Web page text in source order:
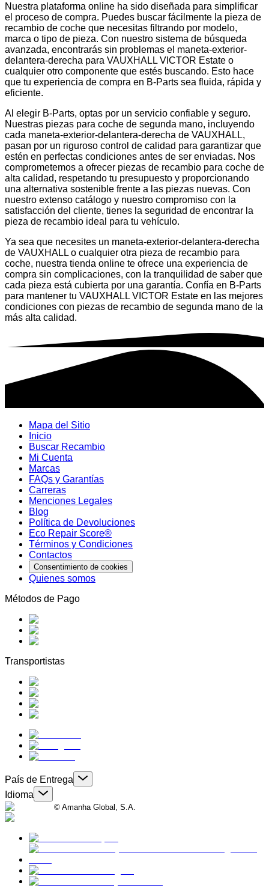
Nuestra plataforma online ha sido diseñada para simplificar
el proceso de compra. Puedes buscar fácilmente la pieza de
recambio de coche que necesitas filtrando por modelo,
marca o tipo de pieza. Con nuestro sistema de búsqueda
avanzada, encontrarás sin problemas el maneta-exterior-
delantera-derecha para VAUXHALL VICTOR Estate o
cualquier otro componente que estés buscando. Esto hace
que tu experiencia de compra en B-Parts sea fluida, rápida y
eficiente.
Al elegir B-Parts, optas por un servicio confiable y seguro.
Nuestras piezas para coche de segunda mano, incluyendo
cada maneta-exterior-delantera-derecha de VAUXHALL,
pasan por un riguroso control de calidad para garantizar que
estén en perfectas condiciones antes de ser enviadas. Nos
comprometemos a ofrecer piezas de recambio para coche de
alta calidad, respetando tu presupuesto y proporcionando
una alternativa sostenible frente a las piezas nuevas. Con
nuestro extenso catálogo y nuestro compromiso con la
satisfacción del cliente, tienes la seguridad de encontrar la
pieza de recambio ideal para tu vehículo.
Ya sea que necesites un maneta-exterior-delantera-derecha
de VAUXHALL o cualquier otra pieza de recambio para
coche, nuestra tienda online te ofrece una experiencia de
compra sin complicaciones, con la tranquilidad de saber que
cada pieza está cubierta por una garantía. Confía en B-Parts
para mantener tu VAUXHALL VICTOR Estate en las mejores
condiciones con piezas de recambio de segunda mano de la
más alta calidad.
Mapa del Sitio
Inicio
Buscar Recambio
Mi Cuenta
Marcas
FAQs y Garantías
Carreras
Menciones Legales
Blog
Política de Devoluciones
Eco Repair Score®
Términos y Condiciones
Contactos
Consentimiento de cookies
Quienes somos
Métodos de Pago
Transportistas
País de Entrega
Idioma
© Amanha Global, S.A.